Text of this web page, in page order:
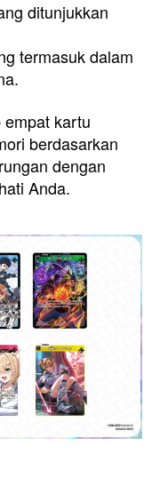
ditunjukkan
termasuk dalam
kartu
berdasarkan
dengan
Anda.